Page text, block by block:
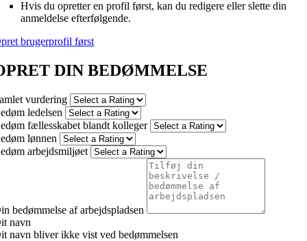
Hvis du opretter en profil først, kan du redigere eller slette din
anmeldelse efterfølgende.
brugerprofil først
DIN BEDØMMELSE
vurdering
ledelsen
fællesskabet blandt kolleger
lønnen
arbejdsmiljøet
bedømmelse af arbejdspladsen
navn
navn bliver ikke vist ved bedømmelsen